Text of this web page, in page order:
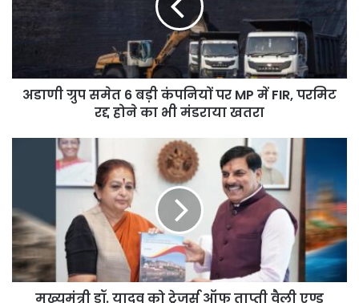
बड़ी
में
FIR,
खतरा
अडाणी ग्रुप समेत 6 बड़ी कंपनियों पर MP में FIR, परमिट
रद्द होने का भी मंडराया खतरा
ट्रेजर्स
ऑफ
ताप्ती
वैली
एण्ड
बुरहानपुरमुख्यमंत्री डॉ. यादव को ट्रेजर्स ऑफ ताप्ती वैली एण्ड